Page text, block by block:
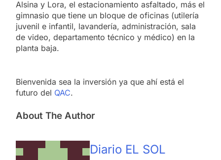
Alsina y Lora, el estacionamiento asfaltado, más el
gimnasio que tiene un bloque de oficinas (utilería
juvenil e infantil, lavandería, administración, sala
de video, departamento técnico y médico) en la
planta baja.
Bienvenida sea la inversión ya que ahí está el
futuro del QAC.
About The Author
Diario EL SOL